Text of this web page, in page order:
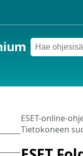
ESET-online-
Tietokoneen